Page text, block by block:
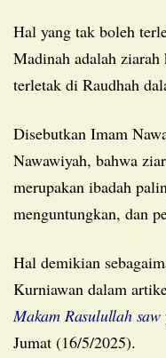
Hal yang tak boleh terlewat dalam kunjungan ke
Madinah adalah
terletak di Raudhah
Disebutkan Imam Nawawi dalam al-Adzkar an-
Nawawiyah, bahwa
merupakan ibadah
menguntungkan, dan
Hal demikian sebagaimana ditulis Ustadz Alhafiz
Kurniawan dalam
Makam Rasulullah saw
Jumat (16/5/2025).